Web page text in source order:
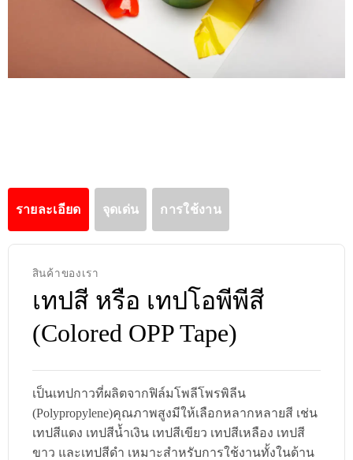
รายละเอียด จุดเด่น การใช้งาน
สินค้าของเรา
เทปสี หรือ เทปโอพีพีสี
(Colored OPP Tape)
เป็นเทปกาวที่ผลิตจากฟิล์มโพลีโพรพิลีน
(Polypropylene)คุณภาพสูงมีให้เลือกหลากหลายสี เช่น
เทปสีแดง เทปสีน้ำเงิน เทปสีเขียว เทปสีเหลือง เทปสี
ขาว และเทปสีดำ เหมาะสำหรับการใช้งานทั้งในด้าน